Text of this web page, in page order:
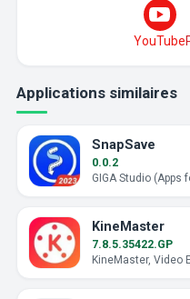
YouTube
Applications similaires
SnapSave
0.0.2
GIGA Studio (Apps
KineMaster
7.8.5.35422.GP
KineMaster, Video